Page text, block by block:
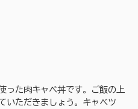
った肉キャベ丼です。ご飯の上
いただきましょう。キャベツ